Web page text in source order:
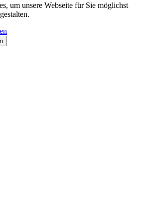
um unsere Webseite für Sie möglichst